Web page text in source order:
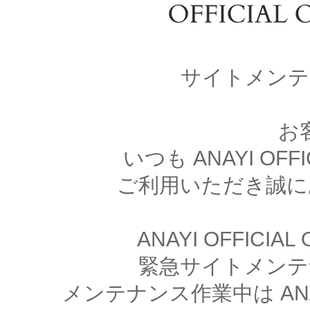
サイトメン
お
いつも ANAYI
ご利用いただき誠
ANAYI OFFICIAL
緊急サイトメン
メンテナンス作業中は